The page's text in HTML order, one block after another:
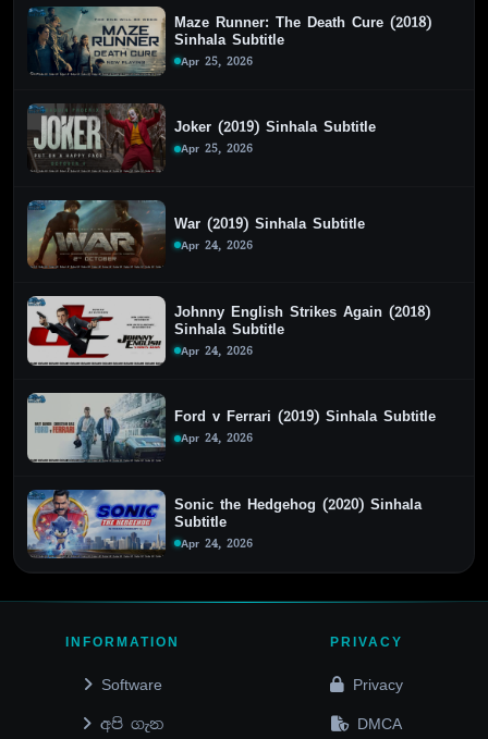
Maze Runner: The Death Cure (2018)
Sinhala Subtitle
Apr 25, 2026
Joker (2019) Sinhala Subtitle
Apr 25, 2026
War (2019) Sinhala Subtitle
Apr 24, 2026
Johnny English Strikes Again (2018)
Sinhala Subtitle
Apr 24, 2026
Ford v Ferrari (2019) Sinhala Subtitle
Apr 24, 2026
Sonic the Hedgehog (2020) Sinhala
Subtitle
Apr 24, 2026
INFORMATION
Software
අපි ගැන
PRIVACY
Privacy
DMCA